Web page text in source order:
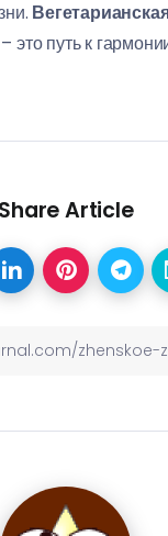
это путь к
Share Article